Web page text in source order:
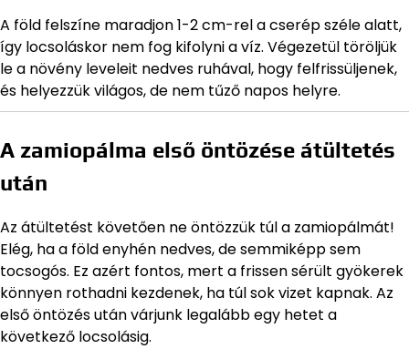
A föld felszíne maradjon 1-2 cm-rel a cserép széle alatt,
így locsoláskor nem fog kifolyni a víz. Végezetül töröljük
le a növény leveleit nedves ruhával, hogy felfrissüljenek,
és helyezzük világos, de nem tűző napos helyre.
A zamiopálma első öntözése átültetés
után
Az átültetést követően ne öntözzük túl a zamiopálmát!
Elég, ha a föld enyhén nedves, de semmiképp sem
tocsogós. Ez azért fontos, mert a frissen sérült gyökerek
könnyen rothadni kezdenek, ha túl sok vizet kapnak. Az
első öntözés után várjunk legalább egy hetet a
következő locsolásig.